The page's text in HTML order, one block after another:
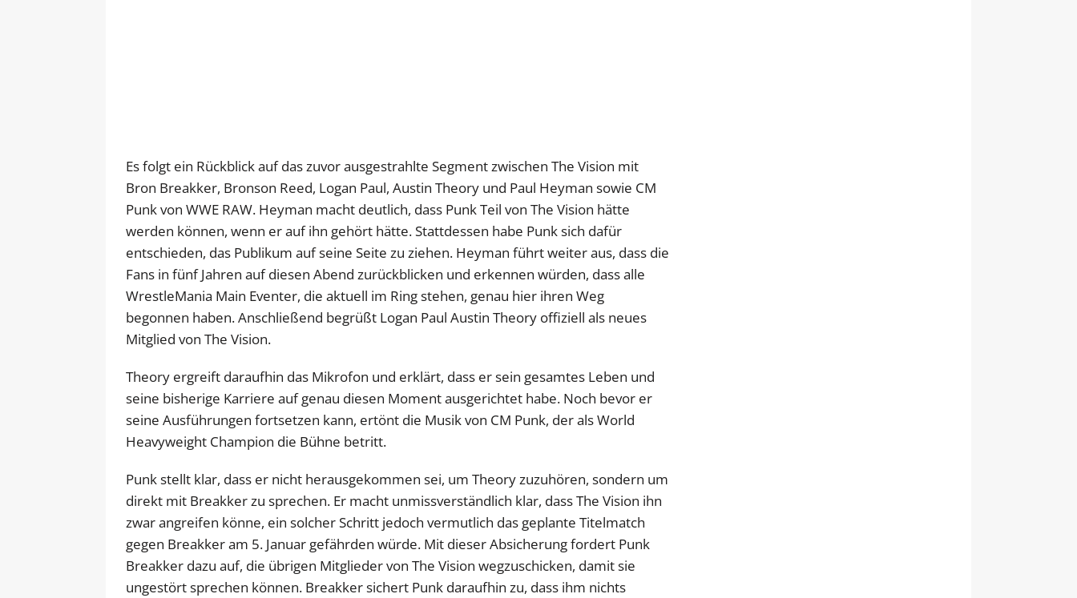
Es folgt ein Rückblick auf das zuvor ausgestrahlte Segment zwischen The Vision mit
Bron Breakker, Bronson Reed, Logan Paul, Austin Theory und Paul Heyman sowie CM
Punk von WWE RAW. Heyman macht deutlich, dass Punk Teil von The Vision hätte
werden können, wenn er auf ihn gehört hätte. Stattdessen habe Punk sich dafür
entschieden, das Publikum auf seine Seite zu ziehen. Heyman führt weiter aus, dass die
Fans in fünf Jahren auf diesen Abend zurückblicken und erkennen würden, dass alle
WrestleMania Main Eventer, die aktuell im Ring stehen, genau hier ihren Weg
begonnen haben. Anschließend begrüßt Logan Paul Austin Theory offiziell als neues
Mitglied von The Vision.
Theory ergreift daraufhin das Mikrofon und erklärt, dass er sein gesamtes Leben und
seine bisherige Karriere auf genau diesen Moment ausgerichtet habe. Noch bevor er
seine Ausführungen fortsetzen kann, ertönt die Musik von CM Punk, der als World
Heavyweight Champion die Bühne betritt.
Punk stellt klar, dass er nicht herausgekommen sei, um Theory zuzuhören, sondern um
direkt mit Breakker zu sprechen. Er macht unmissverständlich klar, dass The Vision ihn
zwar angreifen könne, ein solcher Schritt jedoch vermutlich das geplante Titelmatch
gegen Breakker am 5. Januar gefährden würde. Mit dieser Absicherung fordert Punk
Breakker dazu auf, die übrigen Mitglieder von The Vision wegzuschicken, damit sie
ungestört sprechen können. Breakker sichert Punk daraufhin zu, dass ihm nichts